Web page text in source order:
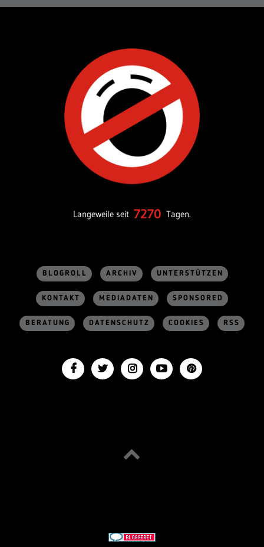
Langeweile seit 7270 Tagen.
BLOGROLL ARCHIV UNTERSTÜTZEN
KONTAKT MEDIADATEN SPONSORED
BERATUNG DATENSCHUTZ COOKIES RSS